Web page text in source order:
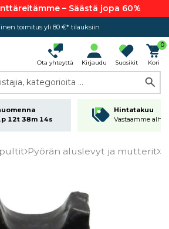
– Säästä jopa 60%
Hintatakuu
Ota yhteyttä Kirjaudu Suosikit
0
Kori
kategorioita ...
12t 38m 14s
Hintatakuu
Vastaamme
Pyörän aluslevyt ja mutterit